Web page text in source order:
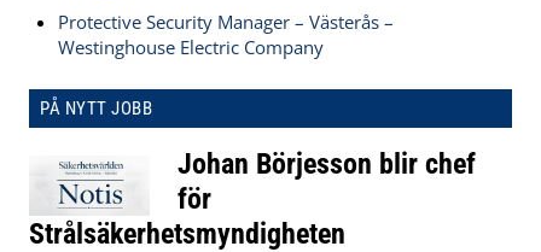
Protective Security Manager – Västerås –
Westinghouse Electric Company
PÅ NYTT JOBB
Johan Börjesson blir chef
för
Strålsäkerhetsmyndigheten